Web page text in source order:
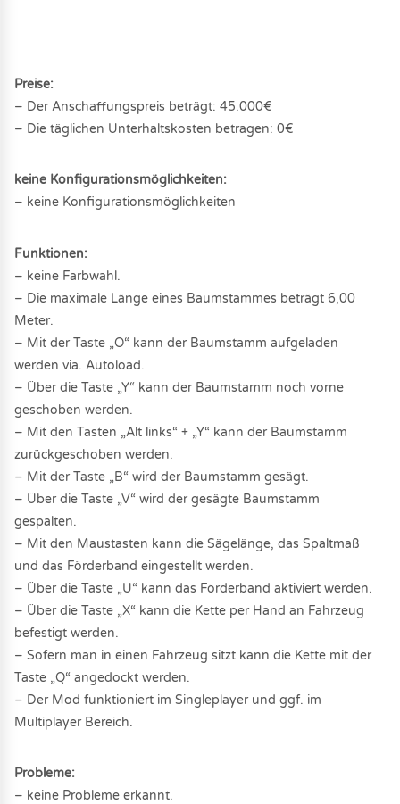
Preise:
– Der Anschaffungspreis beträgt: 45.000€
– Die täglichen Unterhaltskosten betragen: 0€
keine Konfigurationsmöglichkeiten:
– keine Konfigurationsmöglichkeiten
Funktionen:
– keine Farbwahl.
– Die maximale Länge eines Baumstammes beträgt 6,00
Meter.
– Mit der Taste „O“ kann der Baumstamm aufgeladen
werden via. Autoload.
– Über die Taste „Y“ kann der Baumstamm noch vorne
geschoben werden.
– Mit den Tasten „Alt links“ + „Y“ kann der Baumstamm
zurückgeschoben werden.
– Mit der Taste „B“ wird der Baumstamm gesägt.
– Über die Taste „V“ wird der gesägte Baumstamm
gespalten.
– Mit den Maustasten kann die Sägelänge, das Spaltmaß
und das Förderband eingestellt werden.
– Über die Taste „U“ kann das Förderband aktiviert werden.
– Über die Taste „X“ kann die Kette per Hand an Fahrzeug
befestigt werden.
– Sofern man in einen Fahrzeug sitzt kann die Kette mit der
Taste „Q“ angedockt werden.
– Der Mod funktioniert im Singleplayer und ggf. im
Multiplayer Bereich.
Probleme:
– keine Probleme erkannt.